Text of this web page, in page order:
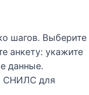
шагов. Выберите
анкету: укажите
данные.
СНИЛС для